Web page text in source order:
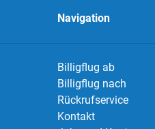
Navigation
Billigflug ab
Billigflug nach
Rückrufservice
Kontakt